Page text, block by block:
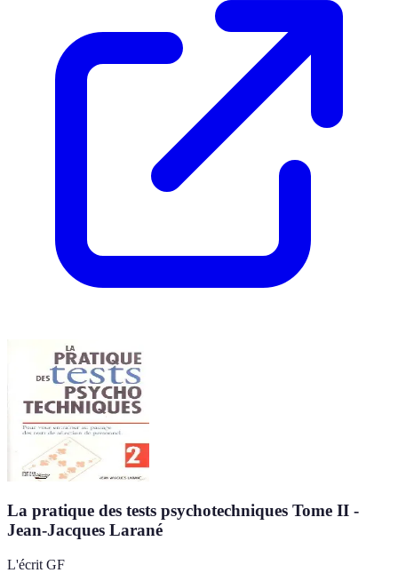
La pratique des tests psychotechniques Tome II -
Jean-Jacques Larané
L'écrit GF